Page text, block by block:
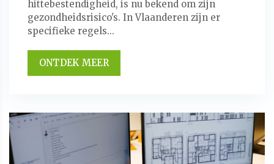
hittebestendigheid, is nu bekend om zijn
gezondheidsrisico's. In Vlaanderen zijn er
specifieke regels...
ONTDEK MEER